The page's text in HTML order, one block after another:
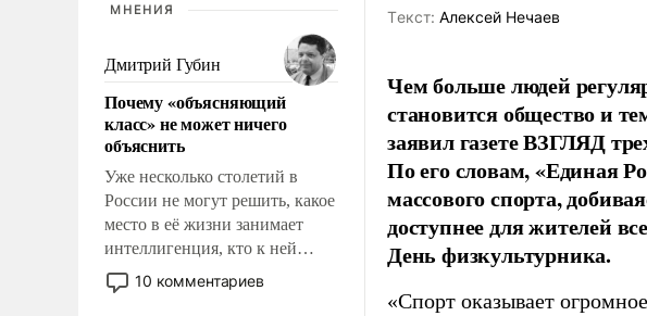
МНЕНИЯ
Дмитрий Губин
Почему «объясняющий
класс» не может ничего
объяснить
Уже несколько столетий в
России не могут решить, какое
место в её жизни занимает
интеллигенция, кто к ней
принадлежит, а кого из неё
исключили с правом
10 комментариев
Tекст: Алексей Нечаев
Чем больше людей
становится общество и
заявил газете ВЗГЛЯД
По его словам, «Единая
массового спорта,
доступнее для жителей
День физкультурника.
«Спорт оказывает